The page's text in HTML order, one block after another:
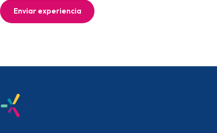
Enviar experiencia